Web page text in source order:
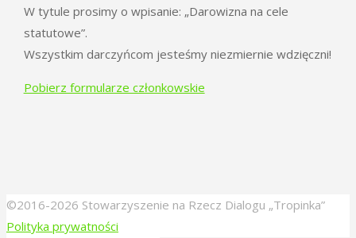
W tytule prosimy o wpisanie: „Darowizna na cele
statutowe”.
Wszystkim darczyńcom jesteśmy niezmiernie wdzięczni!
Pobierz formularze członkowskie
©2016-2026 Stowarzyszenie na Rzecz Dialogu „Tropinka”
Polityka prywatności